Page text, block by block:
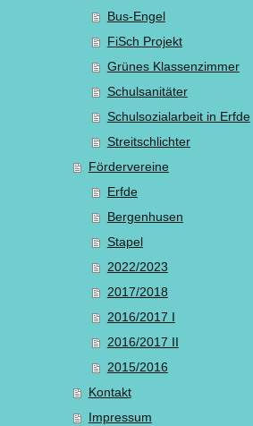
Bus-Engel
FiSch Projekt
Grünes Klassenzimmer
Schulsanitäter
Schulsozialarbeit in Erfde
Streitschlichter
Fördervereine
Erfde
Bergenhusen
Stapel
2022/2023
2017/2018
2016/2017 I
2016/2017 II
2015/2016
Kontakt
Impressum